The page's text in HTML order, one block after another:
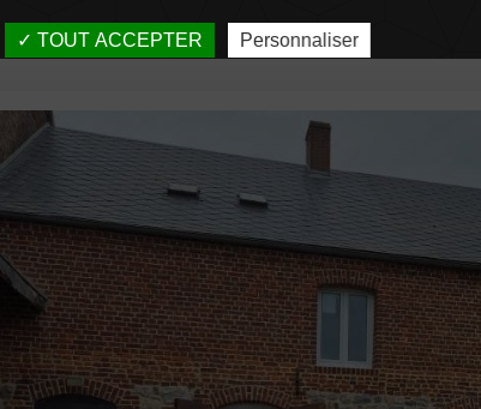
TOUT ACCEPTER Personnaliser